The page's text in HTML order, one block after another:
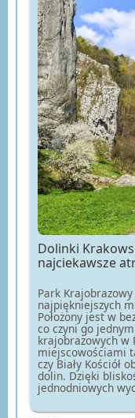
Dolinki
najciekawsze
Park
najpiękniejszych
Położony jest w
co czyni go
krajobrazowych w
miejscowościami
czy Biały Kościół
dolin. Dzięki
jednodniowych